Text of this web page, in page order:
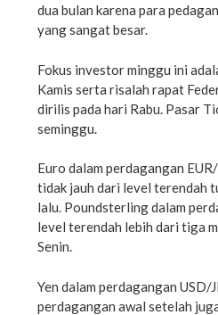
dua bulan karena para
yang sangat besar.
Fokus investor minggu ini
Kamis serta risalah rapat
dirilis pada hari Rabu. Pasar
seminggu.
Euro dalam perdagangan
tidak jauh dari level terendah
lalu. Poundsterling dalam
level terendah lebih dari tiga
Senin.
Yen dalam perdagangan
perdagangan awal setelah